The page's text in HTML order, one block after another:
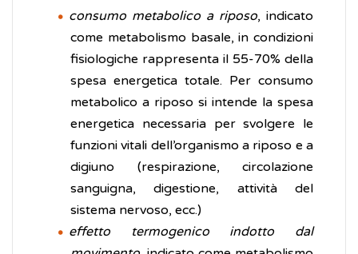
consumo metabolico a riposo, indicato
come metabolismo basale, in condizioni
fisiologiche rappresenta il 55-70% della
spesa energetica totale. Per consumo
metabolico a riposo si intende la spesa
energetica necessaria per svolgere le
funzioni vitali dell’organismo a riposo e a
digiuno (respirazione, circolazione
sanguigna, digestione, attività del
sistema nervoso, ecc.)
effetto termogenico indotto dal